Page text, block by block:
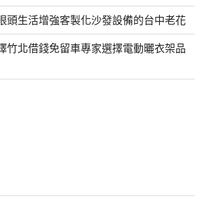
頭生活增強客製化沙發設備的台中老花
竹北借錢免留車專家選擇電動曬衣架品